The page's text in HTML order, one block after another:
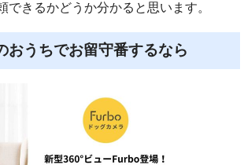
できるかどうか分かると思います。
おうちでお留守番するなら